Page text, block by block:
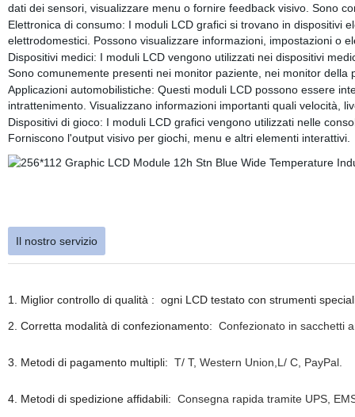
dati dei sensori, visualizzare menu o fornire feedback visivo. Sono
Elettronica di consumo: I moduli LCD grafici si trovano in dispositivi
elettrodomestici. Possono visualizzare informazioni, impostazioni o
Dispositivi medici: I moduli LCD vengono utilizzati nei dispositivi
Sono comunemente presenti nei monitor paziente, nei monitor
Applicazioni automobilistiche: Questi moduli LCD possono essere
intrattenimento. Visualizzano informazioni importanti quali velocità,
Dispositivi di gioco: I moduli LCD grafici vengono utilizzati nelle
Forniscono l'output visivo per giochi, menu e altri elementi interattivi.
Il nostro servizio
1. Miglior controllo di qualità : ogni LCD testato con strumenti
2. Corretta modalità di confezionamento: Confezionato in sacchetti
3. Metodi di pagamento multipli: T/ T, Western Union,L/ C, PayPal.
4. Metodi di spedizione affidabili: Consegna rapida tramite UPS,